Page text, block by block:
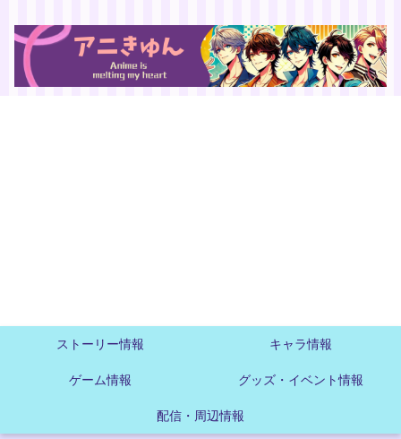
ストーリー情報 キャラ情報
ゲーム情報 グッズ・イベント情報
配信・周辺情報